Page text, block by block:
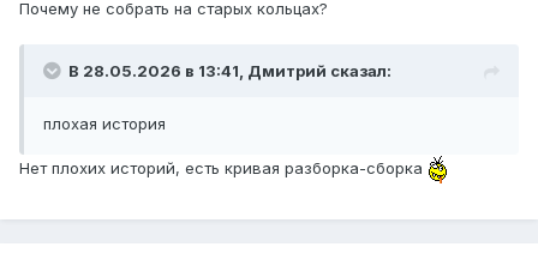
Почему не собрать на старых кольцах?
В 28.05.2026 в 13:41, Дмитрий сказал:
плохая история
Нет плохих историй, есть кривая разборка-сборка